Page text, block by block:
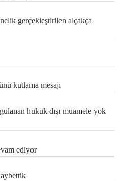
gerçekleştirilen alçakça
kutlama mesajı
hukuk dışı muamele yok
ediyor